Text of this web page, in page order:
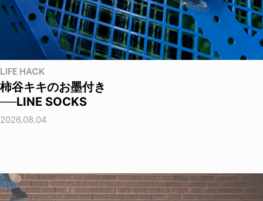
LIFE HACK
柿谷キキのお墨付き
──LINE SOCKS
2026.08.04